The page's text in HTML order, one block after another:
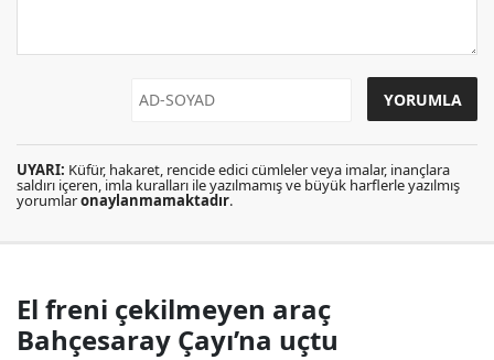
UYARI: Küfür, hakaret, rencide edici cümleler veya imalar, inançlara
saldırı içeren, imla kuralları ile yazılmamış ve büyük harflerle yazılmış
yorumlaronaylanmamaktadır.
El freni çekilmeyen araç
Bahçesaray Çayı’na uçtu